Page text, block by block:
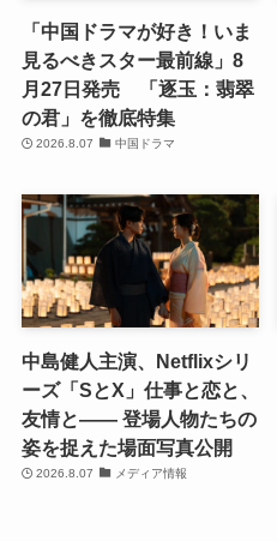
「中国ドラマが好き！いま
見るべきスター最前線」8
月27日発売 「逐玉：翡翠
の君」を徹底特集
2026.8.07 中国ドラマ
中島健人主演、Netflixシリ
ーズ「SとX」仕事と恋と、
友情と―― 登場人物たちの
姿を捉えた場面写真公開
2026.8.07 メディア情報